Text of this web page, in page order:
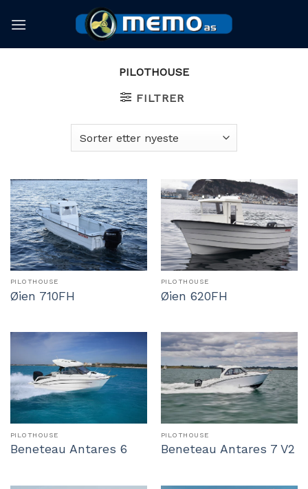
PILOTHOUSE
FILTRER
PILOTHOUSE
Øien 710FH
PILOTHOUSE
Øien 620FH
PILOTHOUSE
Beneteau Antares 6
PILOTHOUSE
Beneteau Antares 7 V2